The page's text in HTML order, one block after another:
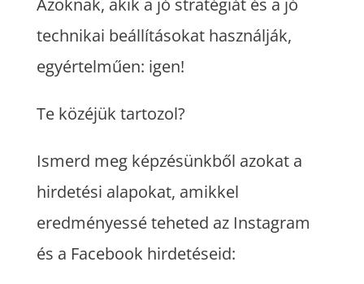
Azoknak, akik a jó stratégiát és a jó
technikai beállításokat használják,
egyértelműen: igen!
Te közéjük tartozol?
Ismerd meg képzésünkből azokat a
hirdetési alapokat, amikkel
eredményessé teheted az Instagram
és a Facebook hirdetéseid: